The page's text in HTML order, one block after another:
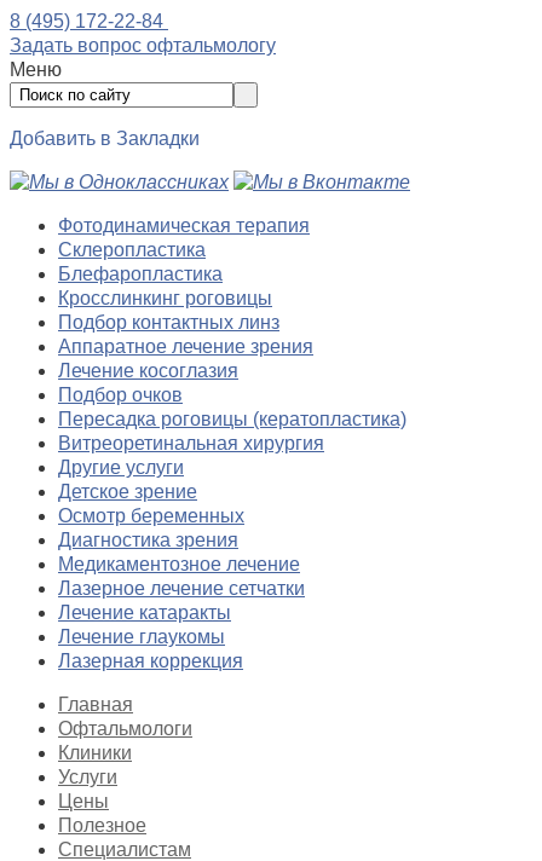
8 (495) 172-22-84
Задать вопрос офтальмологу
Меню
Добавить в Закладки
Фотодинамическая терапия
Склеропластика
Блефаропластика
Кросслинкинг роговицы
Подбор контактных линз
Аппаратное лечение зрения
Лечение косоглазия
Подбор очков
Пересадка роговицы (кератопластика)
Витреоретинальная хирургия
Другие услуги
Детское зрение
Осмотр беременных
Диагностика зрения
Медикаментозное лечение
Лазерное лечение сетчатки
Лечение катаракты
Лечение глаукомы
Лазерная коррекция
Главная
Офтальмологи
Клиники
Услуги
Цены
Полезное
Специалистам